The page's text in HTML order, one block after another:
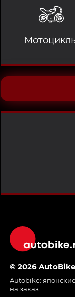
© 2026 AutoBike
Autobike:
на заказ